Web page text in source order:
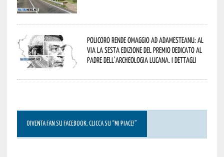
Policoro rende omaggio ad Adamesteanu: al
via la sesta edizione del Premio dedicato al
padre dell’archeologia lucana. I dettagli
DIVENTA FAN SU FACEBOOK, CLICCA SU “MI PIACE!”